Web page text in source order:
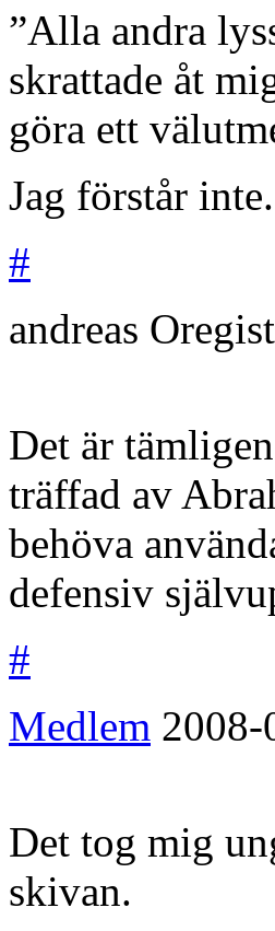
”Alla andra
skrattade åt
göra ett
Jag förstår inte.
#
andreas
Det är
träffad av
behöva
defensiv
#
Medlem 2008-
Det tog mig
skivan.